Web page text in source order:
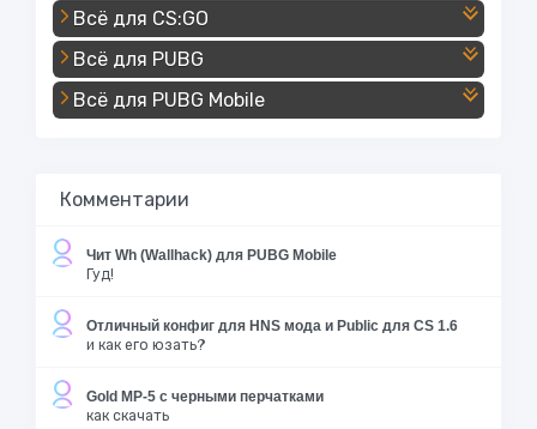
Всё для CS:GO
Всё для PUBG
Всё для PUBG Mobile
Комментарии
Чит Wh (Wallhack) для PUBG Mobile
Гуд!
Отличный конфиг для HNS мода и Public для CS 1.6
и как его юзать?
Gold MP-5 с черными перчатками
как скачать